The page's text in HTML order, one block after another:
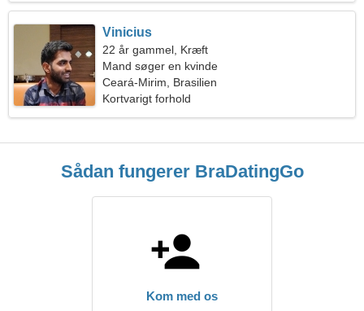
Vinicius
22 år gammel, Kræft
Mand søger en kvinde
Ceará-Mirim, Brasilien
Kortvarigt forhold
Sådan fungerer BraDatingGo
Kom med os